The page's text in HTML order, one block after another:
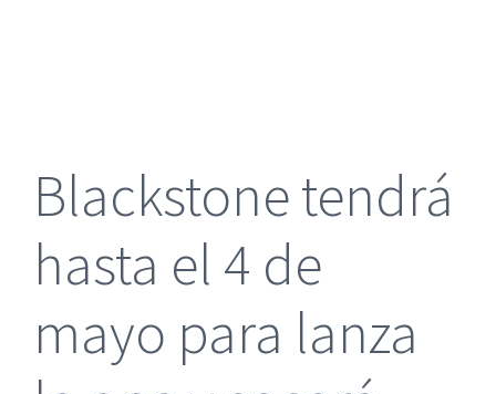
Blackstone tendrá
hasta el 4 de
mayo para lanza